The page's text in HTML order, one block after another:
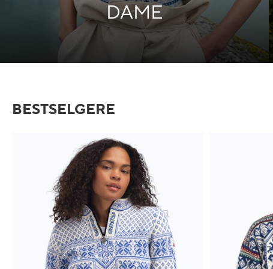
DAME
BESTSELGERE